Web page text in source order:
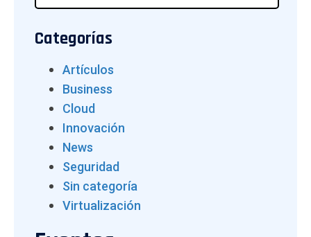
Categorías
Artículos
Business
Cloud
Innovación
News
Seguridad
Sin categoría
Virtualización